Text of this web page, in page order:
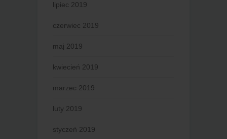
lipiec 2019
czerwiec 2019
maj 2019
kwiecień 2019
marzec 2019
luty 2019
styczeń 2019